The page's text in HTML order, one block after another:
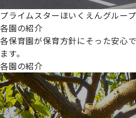
プライムスターほいくえんグルー
各園の紹介
各保育園が保育方針にそった安心
ます。
各園の紹介